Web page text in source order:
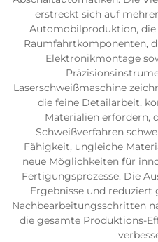
erstreckt sich auf
Automobilproduktion,
Raumfahrtkomponenten,
Elektronikmontage
Laserschweißmaschine
die feine Detailarbeit,
Materialien erfordern,
Schweißverfahren
Fähigkeit, ungleiche
neue Möglichkeiten für
Fertigungsprozesse. Die
Ergebnisse und
Nachbearbeitungsschritten
die gesamte Produktions-